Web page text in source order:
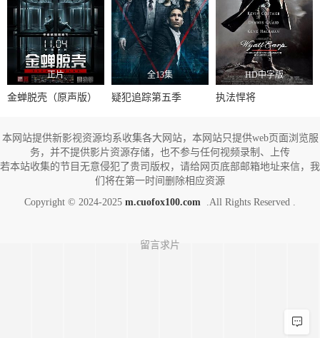
正片
金蝉脱壳（原声版）
全13集
疑犯追踪第五季
HD中字版
执法悍将
本网站提供新影视资源均系收集各大网站，本网站只提供web页面浏览服
务，并不提供影片资源存储，也不参与任何视频录制、上传
若本站收集的节目无意侵犯了贵司版权，请给网页底部邮箱地址来信，我
们将在第一时间删除相应资源
Copyright © 2024-2025 m.cuofox100.com .All Rights Reserved .
留言求片
